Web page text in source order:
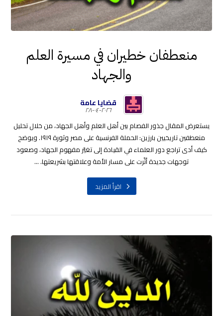
منعطفان خطيران في مسيرة العلم
والجهاد
قضايا عامة
٢٠٢٦-٠٤-٢٨
يستعرض المقال جذور الفصام بين أهل العلم وأهل الجهاد، من خلال تحليل
منعطفين تاريخيين بارزين: الحملة الفرنسية على مصر وثورة ١٩١٩. ويوضح
كيف أدى تراجع دور العلماء في القيادة إلى تغيّر مفهوم الجهاد، وصعود
توجهات جديدة أثّرت على مسار الأمة وعلاقتها بشريعتها. ...
اقرأ المزيد